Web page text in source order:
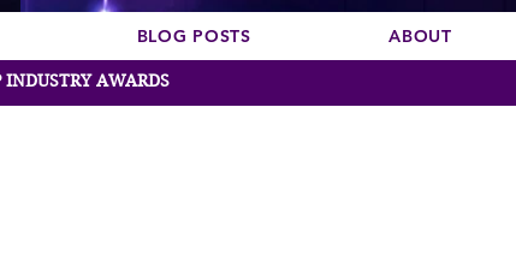
BLOG POSTS ABOUT
INDUSTRY AWARDS